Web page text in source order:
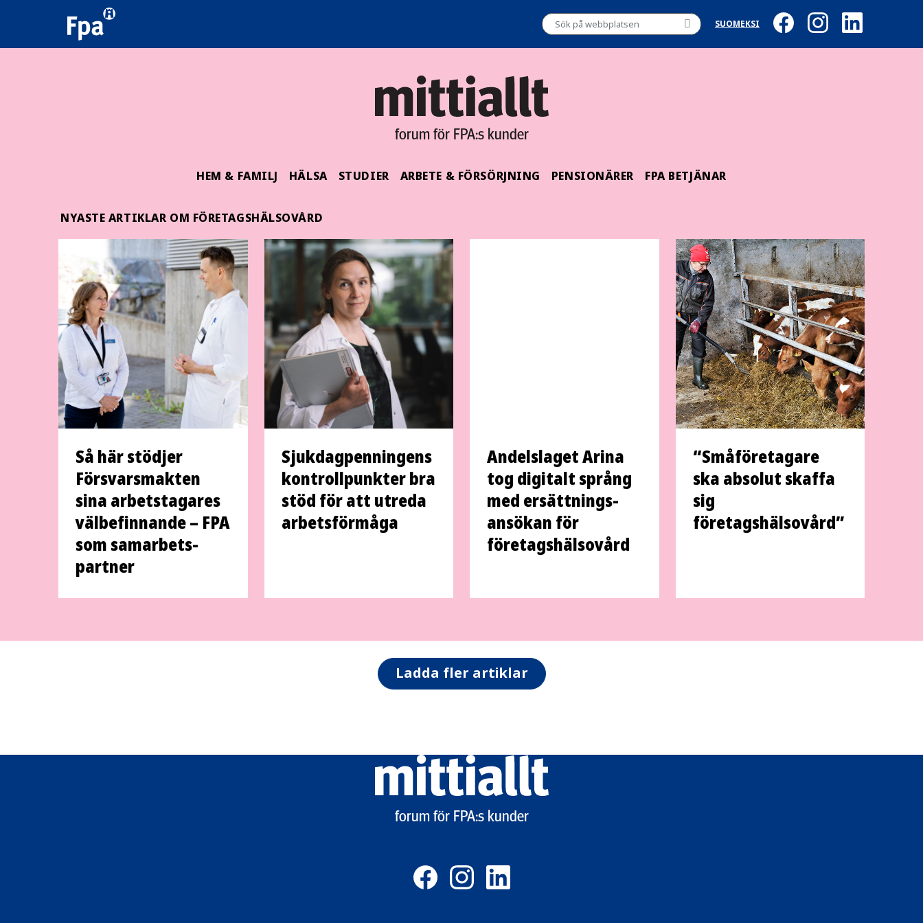
SUOMEKSI
forum för FPA:s kunder
HEM & FAMILJ HÄLSA STUDIER ARBETE & FÖRSÖRJNING PENSIONÄRER FPA BETJÄNAR
NYASTE ARTIKLAR OM FÖRETAGSHÄLSOVÅRD
Så här stödjer
Försvars­makten
sina arbets­tagares
väl­befinnande – FPA
som samarbets­
partner
Sjukdag­penningens
kontroll­punkter bra
stöd för att utreda
arbetsförmåga
Andelslaget Arina
tog digitalt språng
med ersättnings­
ansökan för
företags­hälsovård
“Småföretagare
ska absolut skaffa
sig
företagshälsovård”
Ladda fler artiklar
Mittiallt
forum för FPA:s kunder